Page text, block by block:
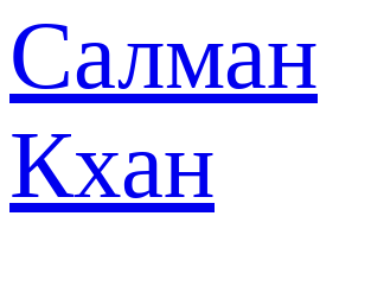
Салман
Кхан